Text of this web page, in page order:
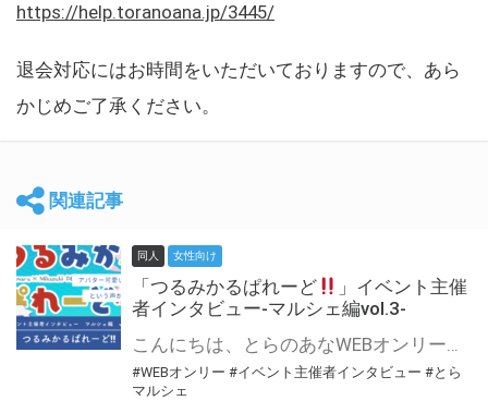
https://help.toranoana.jp/3445/
退会対応にはお時間をいただいておりますので、あら
かじめご了承ください。
関連記事
同人 女性向け
「つるみかるぱれーど
」イベント主催
者インタビュー-マルシェ編vol.3-
こんにちは、とらのあなWEBオンリー運営スタッフです。 新たにお届けする、イベント主催者インタビュー-マルシェ編-は、 とらのあなWEBオンリー「マルシェ」をご利用した主催様に 「マルシェ」を使って開催した感想や心がけをお聞きする企画です。 今回は、WEBオンリー初開催「つるみかるぱれーど
#WEBオンリー #イベント主催者インタビュー #とら
マルシェ